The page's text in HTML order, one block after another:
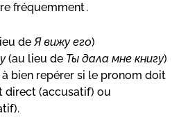
fréquemment .
de Я вижу его)
(au lieu de Ты дала мне книгу)
bien repérer si le pronom doit
direct (accusatif) ou